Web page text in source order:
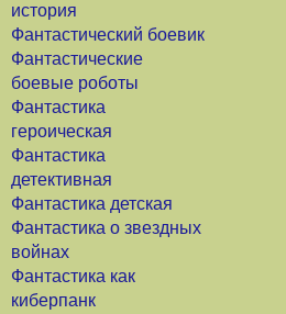
история
Фантастический боевик
Фантастические
боевые роботы
Фантастика
героическая
Фантастика
детективная
Фантастика детская
Фантастика о звездных
войнах
Фантастика как
киберпанк